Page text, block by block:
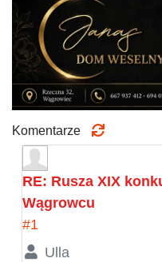
Komentarze
RE: Rusza XIX
Wągrowcu
#1
Ulla